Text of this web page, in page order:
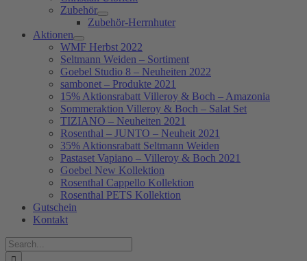
Zubehör
Zubehör-Herrnhuter
Aktionen
WMF Herbst 2022
Seltmann Weiden – Sortiment
Goebel Studio 8 – Neuheiten 2022
sambonet – Produkte 2021
15% Aktionsrabatt Villeroy & Boch – Amazonia
Sommeraktion Villeroy & Boch – Salat Set
TIZIANO – Neuheiten 2021
Rosenthal – JUNTO – Neuheit 2021
35% Aktionsrabatt Seltmann Weiden
Pastaset Vapiano – Villeroy & Boch 2021
Goebel New Kollektion
Rosenthal Cappello Kollektion
Rosenthal PETS Kollektion
Gutschein
Kontakt
Suche
nach: